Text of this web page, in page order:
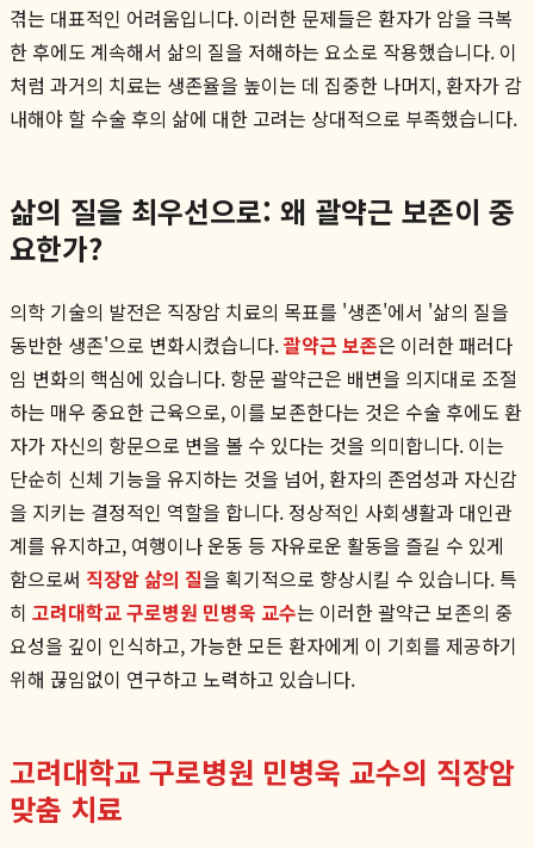
겪는 대표적인 어려움입니다. 이러한 문제들은 환자가 암을 극복
한 후에도 계속해서 삶의 질을 저해하는 요소로 작용했습니다. 이
처럼 과거의 치료는 생존율을 높이는 데 집중한 나머지, 환자가 감
내해야 할 수술 후의 삶에 대한 고려는 상대적으로 부족했습니다.
삶의 질을 최우선으로: 왜 괄약근 보존이 중
요한가?
의학 기술의 발전은 직장암 치료의 목표를 '생존'에서 '삶의 질을
동반한 생존'으로 변화시켰습니다.괄약근 보존은 이러한 패러다
임 변화의 핵심에 있습니다. 항문 괄약근은 배변을 의지대로 조절
하는 매우 중요한 근육으로, 이를 보존한다는 것은 수술 후에도 환
자가 자신의 항문으로 변을 볼 수 있다는 것을 의미합니다. 이는
단순히 신체 기능을 유지하는 것을 넘어, 환자의 존엄성과 자신감
을 지키는 결정적인 역할을 합니다. 정상적인 사회생활과 대인관
계를 유지하고, 여행이나 운동 등 자유로운 활동을 즐길 수 있게
함으로써 직장암 삶의 질을 획기적으로 향상시킬 수 있습니다. 특
히 고려대학교 구로병원 민병욱 교수는 이러한 괄약근 보존의 중
요성을 깊이 인식하고, 가능한 모든 환자에게 이 기회를 제공하기
위해 끊임없이 연구하고 노력하고 있습니다.
고려대학교 구로병원 민병욱 교수의 직장암
맞춤 치료